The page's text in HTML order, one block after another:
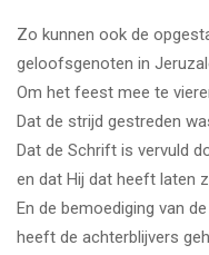
Zo kunnen ook de
geloofsgenoten in
Om het feest mee te
Dat de strijd gestreden
Dat de Schrift is vervuld
en dat Hij dat heeft laten
En de bemoediging van
heeft de achterblijvers